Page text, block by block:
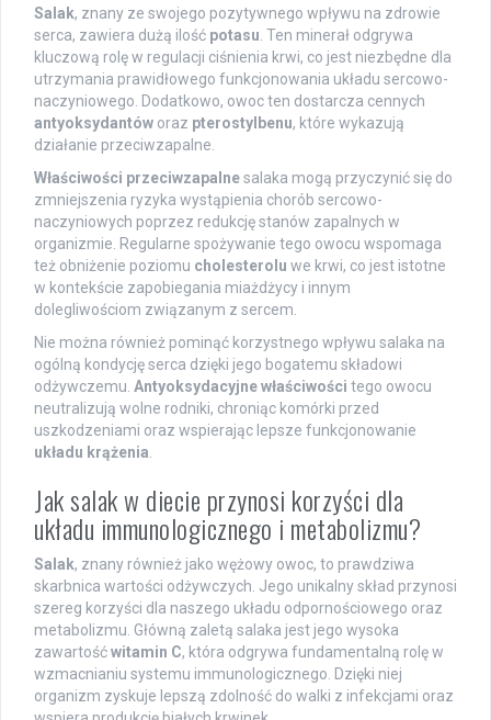
Salak, znany ze swojego pozytywnego wpływu na zdrowie
serca, zawiera dużą ilość potasu . Ten minerał odgrywa
kluczową rolę w regulacji ciśnienia krwi, co jest niezbędne dla
utrzymania prawidłowego funkcjonowania układu sercowo-
naczyniowego. Dodatkowo, owoc ten dostarcza cennych
antyoksydantów oraz pterostylbenu, które wykazują
działanie przeciwzapalne.
Właściwości przeciwzapalnesalaka mogą przyczynić się do
zmniejszenia ryzyka wystąpienia chorób sercowo-
naczyniowych poprzez redukcję stanów zapalnych w
organizmie. Regularne spożywanie tego owocu wspomaga
też obniżenie poziomu cholesterolu we krwi, co jest istotne
w kontekście zapobiegania miażdżycy i innym
dolegliwościom związanym z sercem.
Nie można również pominąć korzystnego wpływu salaka na
ogólną kondycję serca dzięki jego bogatemu składowi
odżywczemu. Antyoksydacyjne właściwości tego owocu
neutralizują wolne rodniki, chroniąc komórki przed
uszkodzeniami oraz wspierając lepsze funkcjonowanie
układu krążenia
Jak salak w diecie przynosi korzyści dla
układu immunologicznego i metabolizmu?
Salak, znany również jako wężowy owoc, to prawdziwa
skarbnica wartości odżywczych. Jego unikalny skład przynosi
szereg korzyści dla naszego układu odpornościowego oraz
metabolizmu. Główną zaletą salaka jest jego wysoka
zawartośćwitamin C, która odgrywa fundamentalną rolę w
wzmacnianiu systemu immunologicznego. Dzięki niej
organizm zyskuje lepszą zdolność do walki z infekcjami oraz